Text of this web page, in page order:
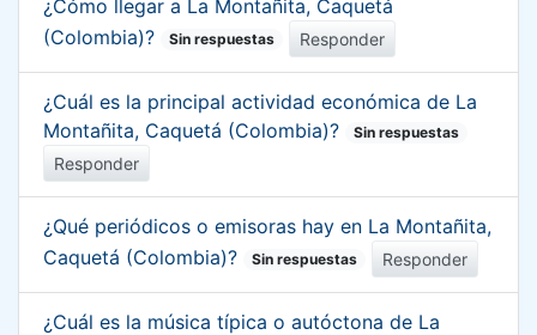
¿Cómo llegar a La Montañita, Caquetá
(Colombia)?
Sin respuestas Responder
¿Cuál es la principal actividad económica de La
Montañita, Caquetá (Colombia)?
Sin respuestas
Responder
¿Qué periódicos o emisoras hay en La Montañita,
Caquetá (Colombia)?
Sin respuestas Responder
¿Cuál es la música típica o autóctona de La